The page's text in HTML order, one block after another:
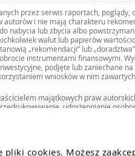
cookies. Możesz
przez serwis raportach, poglądy,
autorów i nie mają charakteru
nabycia lub zbycia albo
walut lub papierów
„rekomendacji” lub
instrumentami finansowymi.
podjęte lub zaniechane
wniosków w nim
majątkowych praw
udostępnianie